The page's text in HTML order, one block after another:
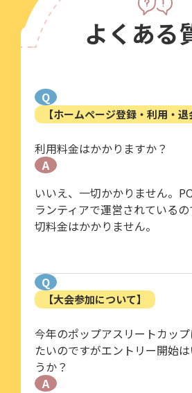
よくある
Q
【ホームページ登録・利用・退
利用料金はかかりますか？
A
いいえ、一切かかりません。
ランティアで運営されている
切料金はかかりません。
Q
【大会参加について】
今年のポップアスリートカッ
たいのですがエントリー開始
うか？
A